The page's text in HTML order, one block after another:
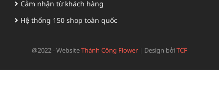
Cảm nhận từ khách hàng
Hệ thống 150 shop toàn quốc
@2022 - WebsiteThành Công Flower | Design bởiTCF